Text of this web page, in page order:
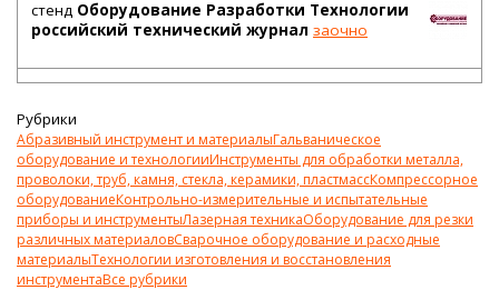
стенд Оборудование Разработки Технологии
российский технический журнал заочно
Рубрики
Абразивный инструмент и материалыГальваническое
оборудование и технологииИнструменты для обработки металла,
проволоки, труб, камня, стекла, керамики, пластмассКомпрессорное
оборудованиеКонтрольно-измерительные и испытательные
приборы и инструментыЛазерная техникаОборудование для резки
различных материаловСварочное оборудование и расходные
материалыТехнологии изготовления и восстановления
инструментаВсе рубрики